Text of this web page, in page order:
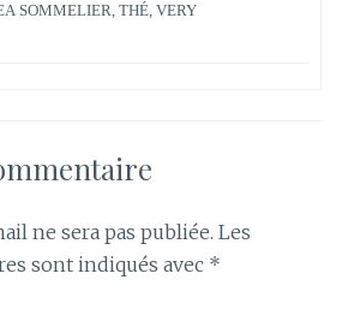
SOMMELIER ,THÉ ,VERY
ne sera pas publiée. Les
sont indiqués avec *